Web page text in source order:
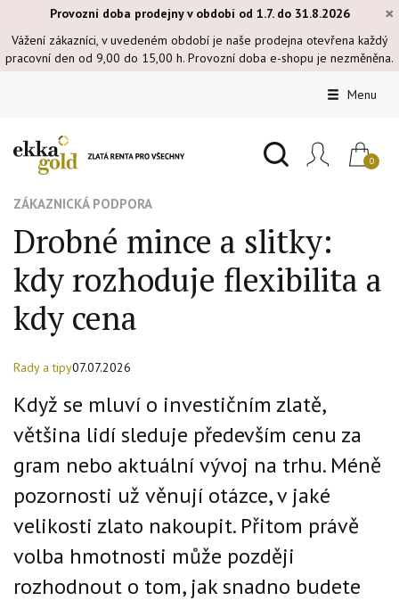
×
Provozní doba prodejny v období od 1.7. do 31.8.2026
Vážení zákazníci, v uvedeném období je naše prodejna otevřena každý
pracovní den od 9,00 do 15,00 h. Provozní doba e-shopu je nezměněna.
Menu
ZÁKAZNICKÁ PODPORA
Drobné mince a slitky:
kdy rozhoduje flexibilita a
kdy cena
Rady a tipy07.07.2026
Když se mluví o investičním zlatě,
většina lidí sleduje především cenu za
gram nebo aktuální vývoj na trhu. Méně
pozornosti už věnují otázce, v jaké
velikosti zlato nakoupit. Přitom právě
volba hmotnosti může později
rozhodnout o tom, jak snadno budete